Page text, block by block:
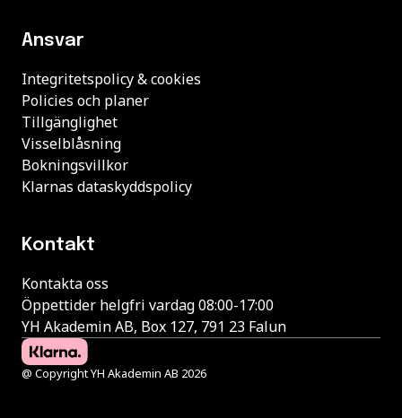
Ansvar
Integritetspolicy & cookies
Policies och planer
Tillgänglighet
Visselblåsning
Bokningsvillkor
Klarnas dataskyddspolicy
Kontakt
Kontakta oss
Öppettider helgfri vardag 08:00-17:00
YH Akademin AB, Box 127, 791 23 Falun
@ Copyright YH Akademin AB 2026